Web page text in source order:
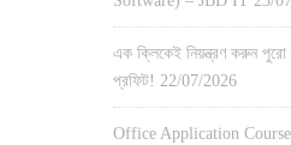
এক ক্লিকেই নিয়ন্ত্রণ করুন
প্রফিট! 22/07/2026
Office Application Course